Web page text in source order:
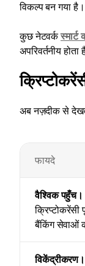
विकल्प बन गया है।
कुछ नेटवर्कस्मार्ट
अपरिवर्तनीय
अब नज़दीक से देखते
फायदे
वैश्विक पहुँच।
क्रिप्टोकरेंसी
बैंकिंग सेवाओं
विकेंद्रीकरण।